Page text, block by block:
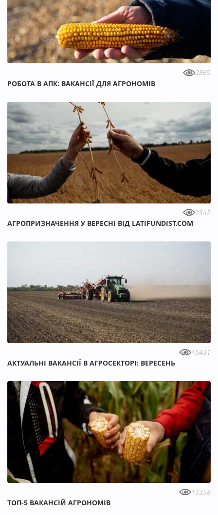
2869
РОБОТА В АПК: ВАКАНСІЇ ДЛЯ АГРОНОМІВ
2342
АГРОПРИЗНАЧЕННЯ У ВЕРЕСНІ ВІД LATIFUNDIST.COM
15431
АКТУАЛЬНІ ВАКАНСІЇ В АГРОСЕКТОРІ: ВЕРЕСЕНЬ
13358
ТОП-5 ВАКАНСІЙ АГРОНОМІВ